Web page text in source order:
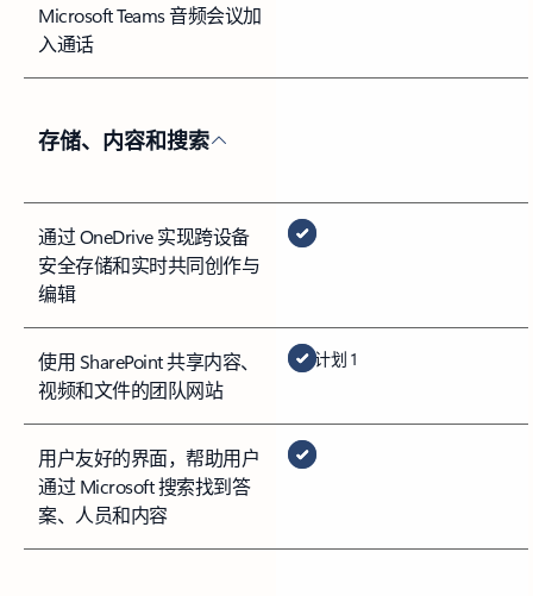
Microsoft Teams 音频会议加
入通话
存储、内容和搜索
通过 OneDrive 实现跨设备
安全存储和实时共同创作与
编辑
使用 SharePoint 共享内容、
视频和文件的团队网站
计划 1
用户友好的界面，帮助用户
通过 Microsoft 搜索找到答
案、人员和内容